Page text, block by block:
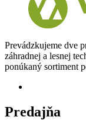
Prevádzkujeme dve
záhradnej a lesnej
ponúkaný sortiment
Predajňa